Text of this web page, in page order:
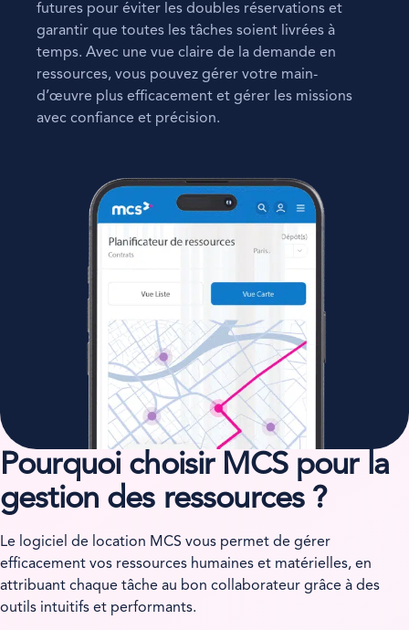
futures pour éviter les doubles réservations et
garantir que toutes les tâches soient livrées à
temps. Avec une vue claire de la demande en
ressources, vous pouvez gérer votre main-
d’œuvre plus efficacement et gérer les missions
avec confiance et précision.
Pourquoi choisir MCS pour la
gestion des ressources ?
Le logiciel de location MCS vous permet de gérer
efficacement vos ressources humaines et matérielles, en
attribuant chaque tâche au bon collaborateur grâce à des
outils intuitifs et performants.